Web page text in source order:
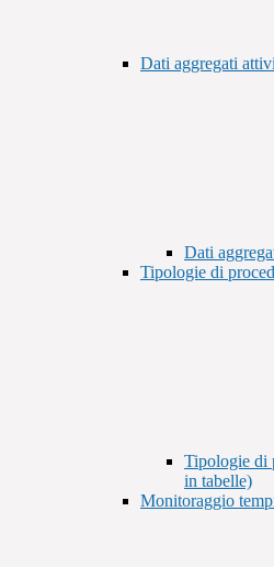
Dati aggregati
Dati
Tipologie di
Tipologie di
in tabelle)
Monitoraggio